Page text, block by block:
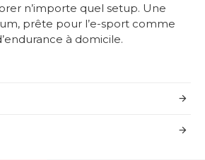
n’importe quel setup. Une
prête pour l’e-sport comme
à domicile.